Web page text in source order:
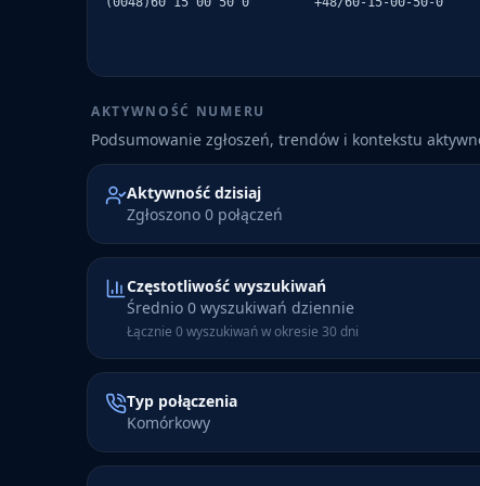
AKTYWNOŚĆ NUMERU
Podsumowanie zgłoszeń, trendów i kontekstu
Aktywność dzisiaj
Zgłoszono 0 połączeń
Częstotliwość wyszukiwań
Średnio 0 wyszukiwań dziennie
Łącznie 0 wyszukiwań w okresie 30 dni
Typ połączenia
Komórkowy